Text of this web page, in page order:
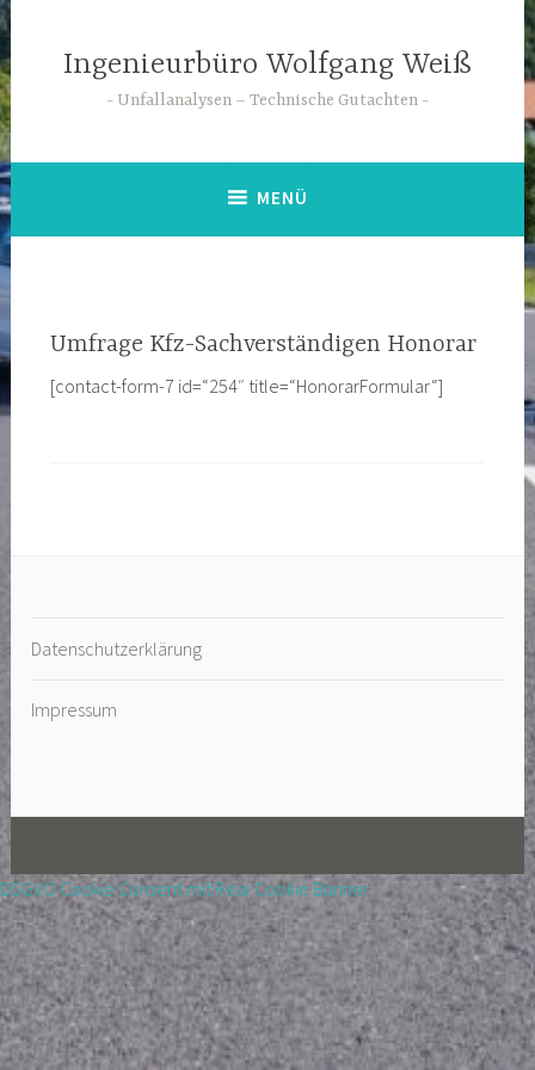
Zum
Inhalt
springenIngenieurbüro Wolfgang Weiß
Unfallanalysen – Technische Gutachten
MENÜ
Umfrage Kfz-Sachverständigen Honorar
[contact-form-7 id=“254″ title=“HonorarFormular“]
Datenschutzerklärung
Impressum
DSGVO Cookie Consent mit Real Cookie Banner